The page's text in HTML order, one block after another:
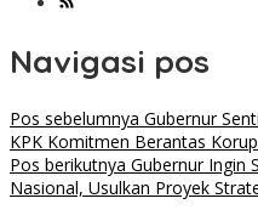
Navigasi pos
Pos sebelumnya Gubernur
KPK Komitmen Berantas
Pos berikutnya Gubernur Ingin
Nasional, Usulkan Proyek